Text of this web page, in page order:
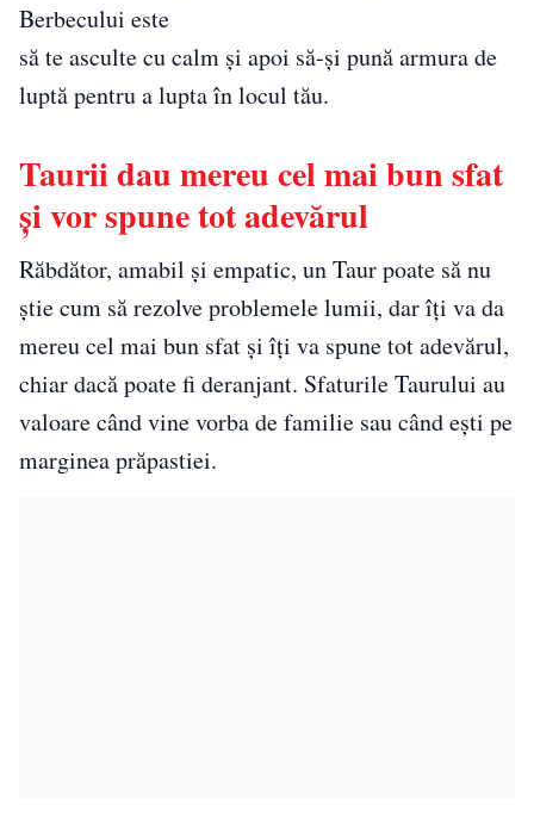
Berbecului este
să te asculte cu calm și apoi să-și pună armura de
luptă pentru a lupta în locul tău.
Taurii dau mereu cel mai bun sfat
și vor spune tot adevărul
Răbdător, amabil și empatic, un Taur poate să nu
știe cum să rezolve problemele lumii, dar îți va da
mereu cel mai bun sfat și îți va spune tot adevărul,
chiar dacă poate fi deranjant. Sfaturile Taurului au
valoare când vine vorba de familie sau când ești pe
marginea prăpastiei.